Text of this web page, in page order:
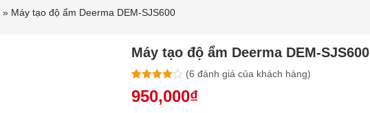
» Máy tạo độ ẩm Deerma DEM-SJS600
Máy tạo độ ẩm Deerma DEM-SJS600
4.00trên
5 dựa trên
6
đánh giá
(6 đánh giá của khách hàng)
950,000₫